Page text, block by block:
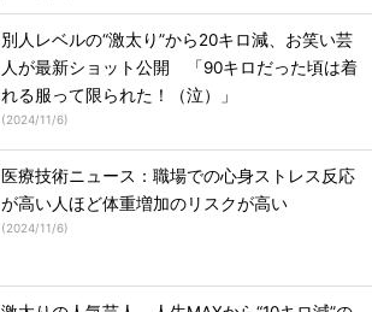
別人レベルの“激太り”から20キロ減、お笑い芸
人が最新ショット公開 「90キロだった頃は着
れる服って限られた！（泣）」
(2024/11/6)
医療技術ニュース：職場での心身ストレス反応
が高い人ほど体重増加のリスクが高い
(2024/11/6)